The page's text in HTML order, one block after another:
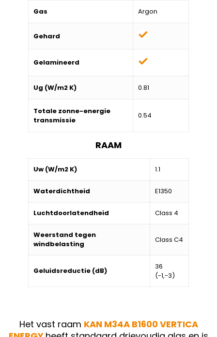
Gas Argon
Gehard
Gelamineerd
Ug (W/m2 K) 0.81
Totale zonne-energie
transmissie
0.54
RAAM
Uw (W/m2 K) 1.1
Waterdichtheid E1350
Luchtdoorlatendheid Class 4
Weerstand tegen
windbelasting
Class C4
Geluidsreductie (dB)
36
(-1,-3)
Het vast raam KAN M34A B1600 VERTICA